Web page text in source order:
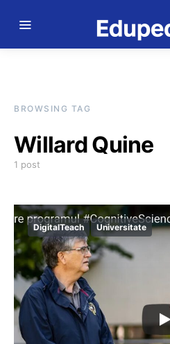
BROWSING TAG
Willard Quine
1 post
DigitalTeach Universitate